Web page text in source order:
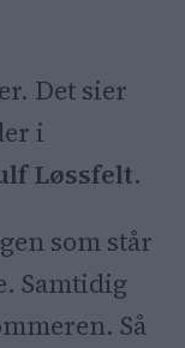
Det sier
i
Løssfelt.
som står
Samtidig
Så